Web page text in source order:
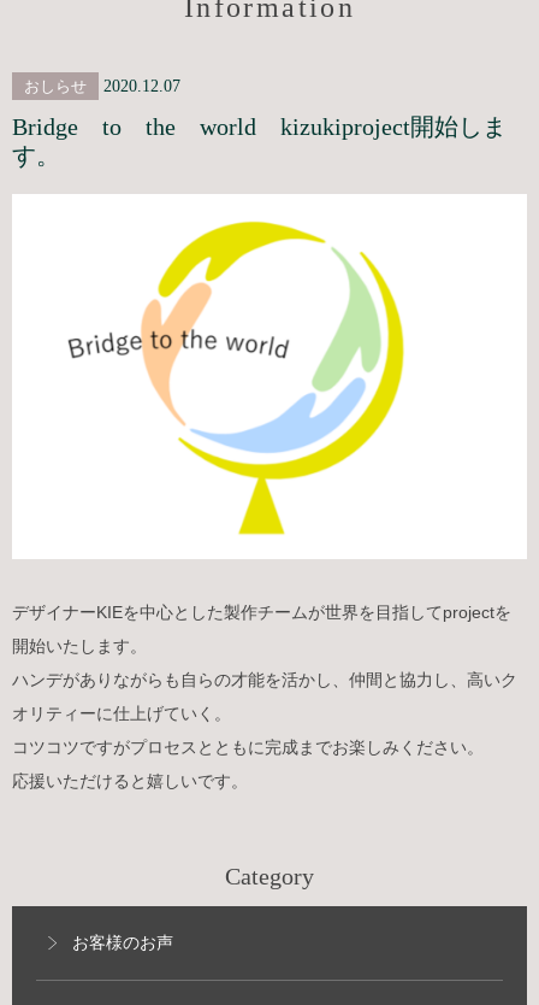
Information
おしらせ 2020.12.07
Bridge to the world kizukiproject開始しま
す。
デザイナーKIEを中心とした製作チームが世界を目指してprojectを
開始いたします。
ハンデがありながらも自らの才能を活かし、仲間と協力し、高いク
オリティーに仕上げていく。
コツコツですがプロセスとともに完成までお楽しみください。
応援いただけると嬉しいです。
Category
お客様のお声